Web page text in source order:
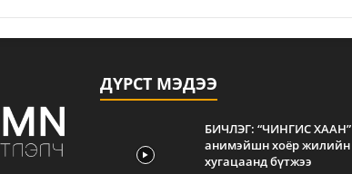
ДҮРСТ МЭДЭЭ
БИЧЛЭГ: “ЧИНГИС ХААН”
анимэйшн хоёр жилийн
хугацаанд бүтжээ